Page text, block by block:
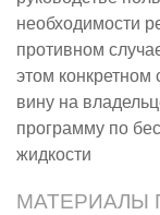
необходимости
противном
этом
вину на
программу по
жидкости
МАТЕРИАЛЫ